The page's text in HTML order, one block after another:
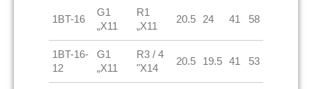
1BT-16
G1
„X11
R1
„X11
20.5 24 41 58
1BT-16-
12
G1
„X11
R3 / 4
"X14
20.5 19.5 41 53